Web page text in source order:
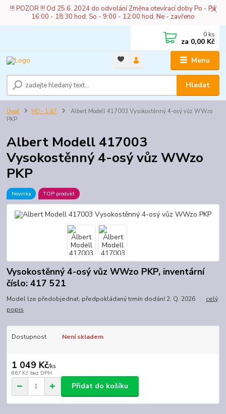
!!! POZOR !!! Od 25.6. 2024 do odvolání Změna otevírací doby Po - Pá
16:00 - 18:30 hod. So - 9:00 - 12:00 hod. Ne - zavřeno
Menu
Hledat
0 ks
za 0,00 Kč
Úvod H0 - 1:87
Albert Modell 417003 Vysokostěnný 4-osý vůz WWzo
PKP
Albert Modell 417003
Vysokostěnný 4-osý vůz WWzo
PKP
Novinka TOP produkt
Vysokostěnný 4-osý vůz WWzo PKP, inventární
číslo: 417 521
Model lze předobjednat, předpokládaný trmín dodání 2. Q. 2026 celý
popis
Dostupnost Není skladem
1 049 Kč/ks
867 Kč bez DPH
Přidat do košíku